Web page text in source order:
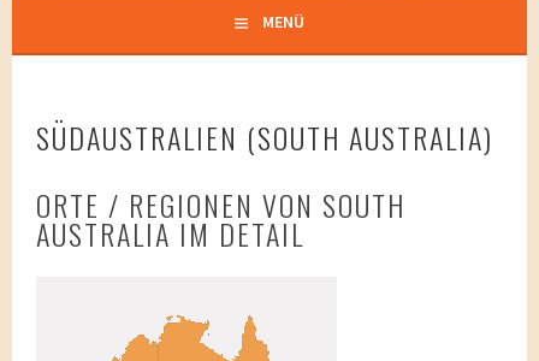
MENÜ
SÜDAUSTRALIEN (SOUTH AUSTRALIA)
ORTE / REGIONEN VON SOUTH
AUSTRALIA IM DETAIL